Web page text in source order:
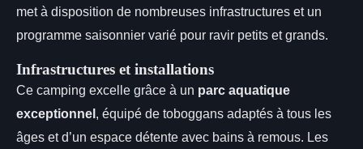
met à disposition de nombreuses infrastructures et un
programme saisonnier varié pour ravir petits et grands.
Infrastructures et installations
Ce camping excelle grâce à un parc aquatique
exceptionnel , équipé de toboggans adaptés à tous les
âges et d’un espace détente avec bains à remous. Les